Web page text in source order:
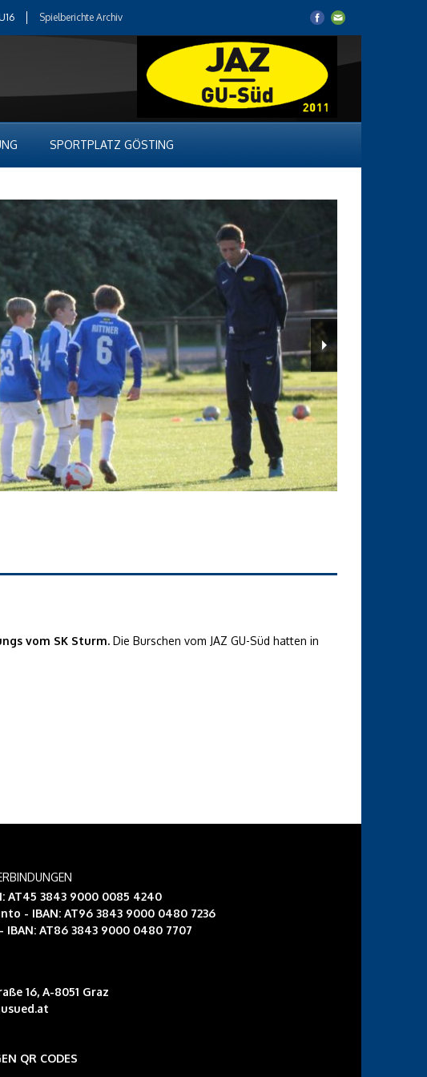
Spielberichte Archiv
SPORTPLATZ GÖSTING
vom SK Sturm. Die Burschen vom JAZ GU-Süd hatten in
AT45 3843 9000 0085 4240
- IBAN: AT96 3843 9000 0480 7236
- IBAN: AT86 3843 9000 0480 7707
16, A-8051 Graz
QR CODES